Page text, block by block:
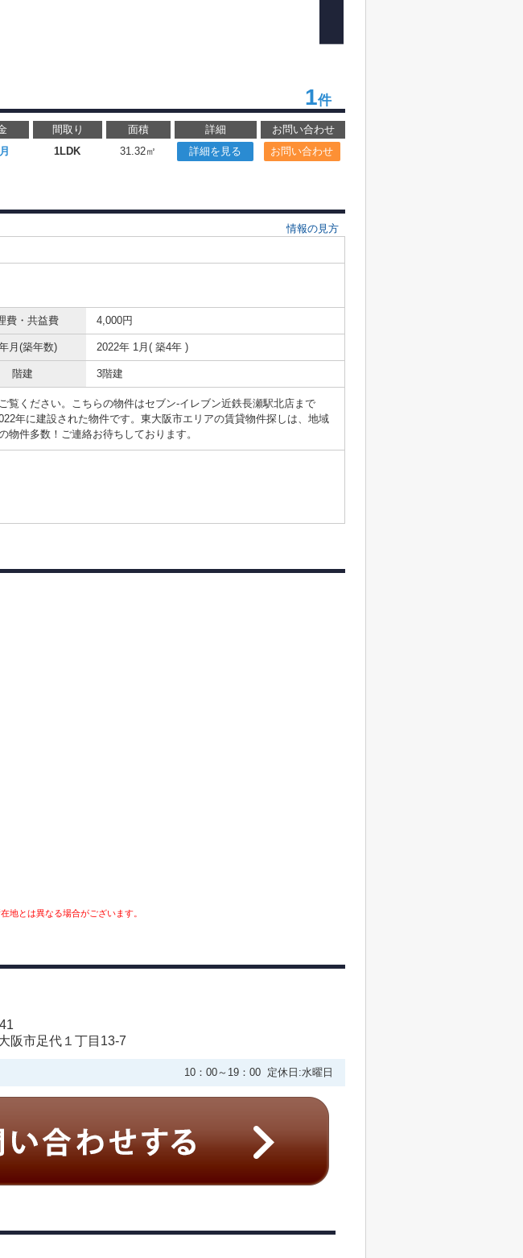
1件
間取り 面積 詳細
お問い合わせ
1LDK 31.32㎡ 詳細を見る お問い合わせ
情報の見方
費・共益費 4,000円
月(築年数) 2022年 1月( 築4年 )
階建 3階建
覧ください。こちらの物件はセブン-イレブン近鉄長瀬駅北店まで
年に建設された物件です。東大阪市エリアの賃貸物件探しは、地域
件多数！ご連絡お待ちしております。
地とは異なる場合がございます。
阪市足代１丁目13-7
10：00～19：00 定休日:水曜日